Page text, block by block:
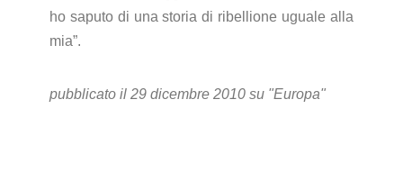
ho saputo di una storia di ribellione uguale alla
mia”.
pubblicato il 29 dicembre 2010 su "Europa"